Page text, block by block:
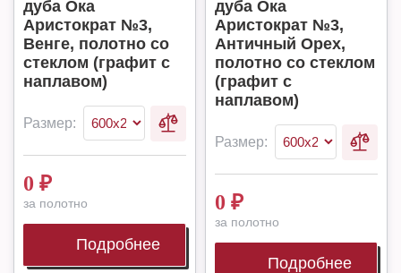
дуба Ока
Аристократ №3,
Венге, полотно со
стеклом (графит с
наплавом)
Размер:
0 ₽
за полотно
Подробнее
дуба Ока
Аристократ №3,
Античный Орех,
полотно со стеклом
(графит с
наплавом)
Размер:
0 ₽
за полотно
Подробнее